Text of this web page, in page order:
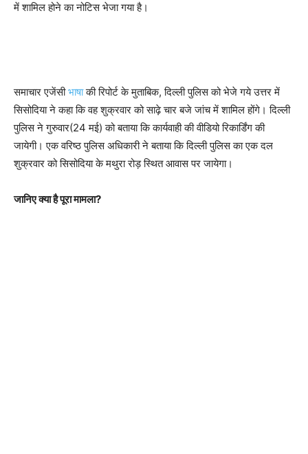
में शामिल होने का नोटिस भेजा गया है।
समाचार एजेंसीभाषाकी रिपोर्ट के मुताबिक, दिल्ली पुलिस को भेजे गये उत्तर में
सिसोदिया ने कहा कि वह शुक्रवार को साढ़े चार बजे जांच में शामिल होंगे। दिल्ली
पुलिस ने गुरुवार(24 मई) को बताया कि कार्यवाही की वीडियो रिकार्डिंग की
जायेगी। एक वरिष्ठ पुलिस अधिकारी ने बताया कि दिल्ली पुलिस का एक दल
शुक्रवार को सिसोदिया के मथुरा रोड़ स्थित आवास पर जायेगा।
जानिए क्या है पूरा मामला?